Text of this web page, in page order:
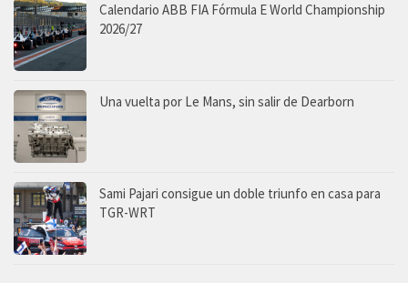
Calendario ABB FIA Fórmula E World Championship
2026/27
Una vuelta por Le Mans, sin salir de Dearborn
Sami Pajari consigue un doble triunfo en casa para
TGR-WRT